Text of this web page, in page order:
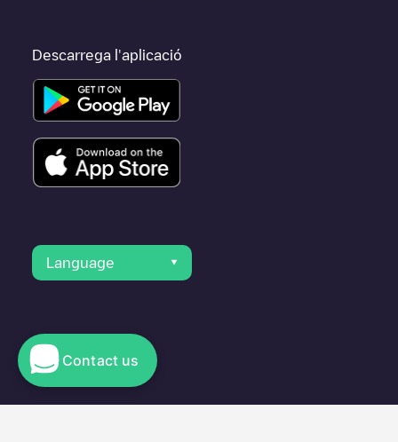
Descarrega l'aplicació
Language
© 2023 Electromaps
Contact us